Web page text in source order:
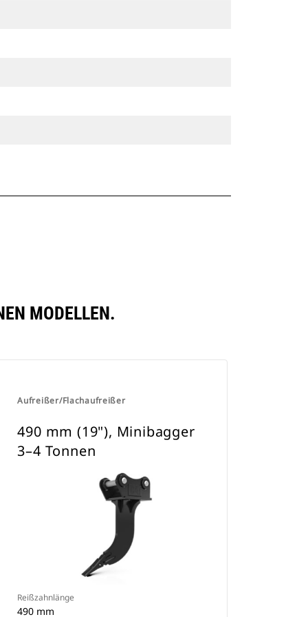
MODELLEN.
Aufreißer/Flachaufreißer
490 mm (19"), Minibagger
3–4 Tonnen
Reißzahnlänge
490 mm